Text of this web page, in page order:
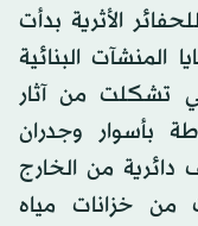
الأثرية بدأت
المنشآت البنائية
تشكلت من آثار
بأسوار وجدران
من الخارج
من خزانات مياه